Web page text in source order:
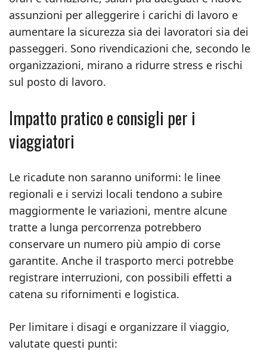
assunzioni per alleggerire i carichi di lavoro e
aumentare la sicurezza sia dei lavoratori sia dei
passeggeri. Sono rivendicazioni che, secondo le
organizzazioni, mirano a ridurre stress e rischi
sul posto di lavoro.
Impatto pratico e consigli per i
viaggiatori
Le ricadute non saranno uniformi: le linee
regionali e i servizi locali tendono a subire
maggiormente le variazioni, mentre alcune
tratte a lunga percorrenza potrebbero
conservare un numero più ampio di corse
garantite. Anche il trasporto merci potrebbe
registrare interruzioni, con possibili effetti a
catena su rifornimenti e logistica.
Per limitare i disagi e organizzare il viaggio,
valutate questi punti: